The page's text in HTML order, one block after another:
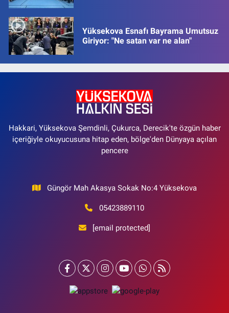
Yüksekova Esnafı Bayrama Umutsuz
Giriyor: "Ne satan var ne alan"
Hakkari, Yüksekova Şemdinli, Çukurca, Derecik'te özgün haber
içeriğiyle okuyucusuna hitap eden, bölge'den Dünyaya açılan
pencere
Güngör Mah Akasya Sokak No:4 Yüksekova
05423889110
[email protected]